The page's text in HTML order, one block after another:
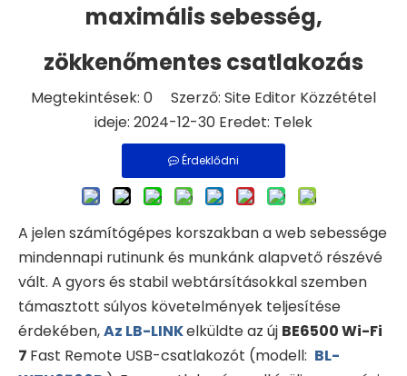
maximális sebesség,
zökkenőmentes csatlakozás
Megtekintések: 0 Szerző: Site Editor Közzététel
ideje: 2024-12-30 Eredet: Telek
Érdeklődni
A jelen számítógépes korszakban a web sebessége
mindennapi rutinunk és munkánk alapvető részévé
vált. A gyors és stabil webtársításokkal szemben
támasztott súlyos követelmények teljesítése
érdekében,Az LB-LINKelküldte az új BE6500 Wi-Fi
7 Fast Remote USB-csatlakozót (modell: BL-